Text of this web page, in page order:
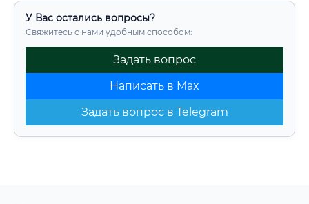
У Вас остались вопросы?
Свяжитесь с нами удобным способом:
Задать вопрос
Написать в Max
Задать вопрос в Telegram